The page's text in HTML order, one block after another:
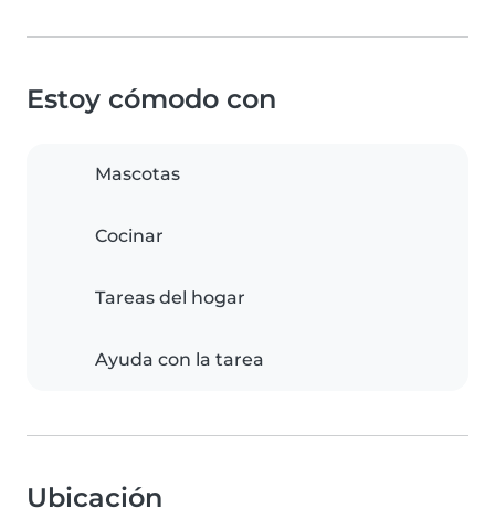
Estoy cómodo con
Mascotas
Cocinar
Tareas del hogar
Ayuda con la tarea
Ubicación